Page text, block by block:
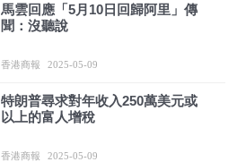
馬雲回應「5月10日回歸阿里」傳
聞：沒聽說
香港商報 2025-05-09
特朗普尋求對年收入250萬美元或
以上的富人增稅
香港商報 2025-05-09